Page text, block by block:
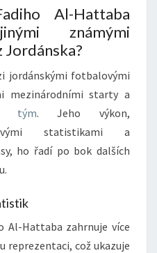
Al-Hattaba
známými
jordánskými fotbalovými
mezinárodními starty a
tým. Jeho výkon,
statistikami a
ho řadí po bok dalších
Al-Hattaba zahrnuje více
reprezentaci, což ukazuje